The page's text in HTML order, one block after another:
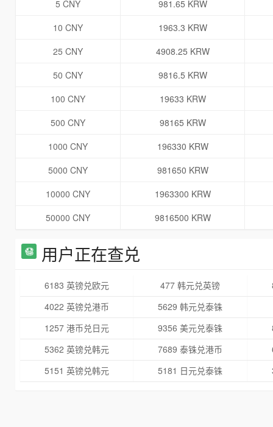
5 CNY
981.65 KRW
10 CNY
1963.3 KRW
25 CNY
4908.25 KRW
50 CNY
9816.5 KRW
100 CNY
19633 KRW
500 CNY
98165 KRW
1000 CNY
196330 KRW
5000 CNY
981650 KRW
10000 CNY
1963300 KRW
50000 CNY
9816500 KRW
用户正在查兑
6183 英镑兑欧元 477 韩元兑英镑
4022 英镑兑港币
5629 韩元兑泰铢
1257 港币兑日元
9356 美元兑泰铢
5362 英镑兑韩元
7689 泰铢兑港币
5151 英镑兑韩元
5181 日元兑泰铢